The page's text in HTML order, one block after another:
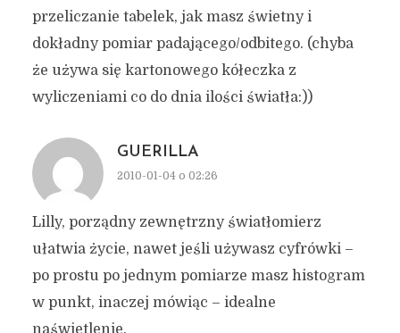
przeliczanie tabelek, jak masz świetny i
dokładny pomiar padającego/odbitego. (chyba
że używa się kartonowego kółeczka z
wyliczeniami co do dnia ilości światła:))
GUERILLA
2010-01-04 o 02:26
Lilly, porządny zewnętrzny światłomierz
ułatwia życie, nawet jeśli używasz cyfrówki –
po prostu po jednym pomiarze masz histogram
w punkt, inaczej mówiąc – idealne
naświetlenie.